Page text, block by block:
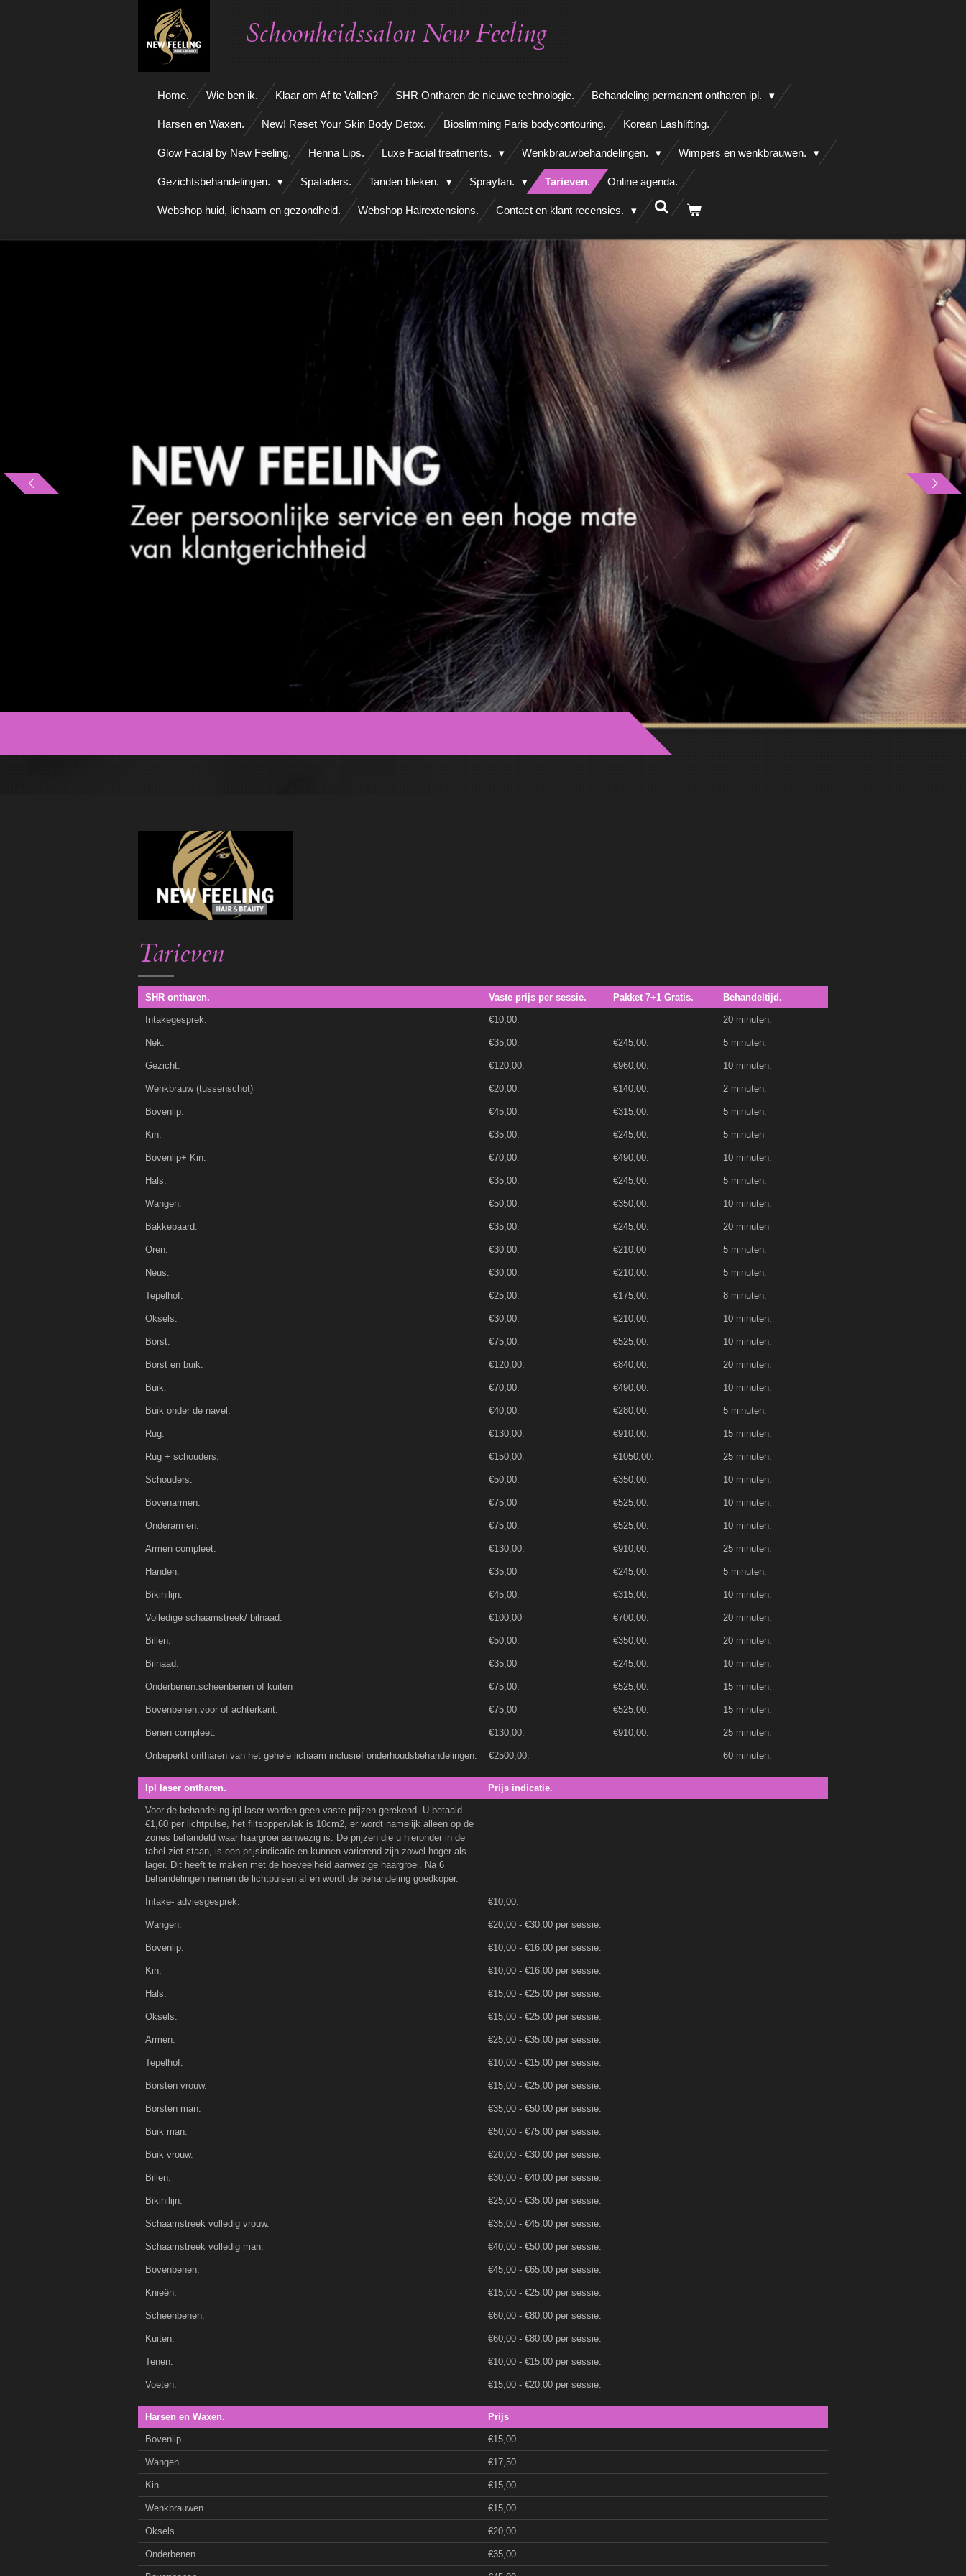
Schoonheidssalon New Feeling
Home. Wie ben ik. Klaar om Af te Vallen? SHR Ontharen de nieuwe technologie. Behandeling permanent ontharen ipl.
Harsen en Waxen. New! Reset Your Skin Body Detox. Bioslimming Paris bodycontouring. Korean Lashlifting.
Glow Facial by New Feeling. Henna Lips. Luxe Facial treatments. Wenkbrauwbehandelingen. Wimpers en wenkbrauwen.
Gezichtsbehandelingen. Spataders. Tanden bleken. Spraytan. Tarieven. Online agenda.
Webshop huid, lichaam en gezondheid. Webshop Hairextensions. Contact en klant recensies.
Tarieven
SHR ontharen. Vaste prijs per sessie. Pakket 7+1 Gratis. Behandeltijd.
Intakegesprek. €10,00. 20 minuten.
Nek. €35,00. €245,00. 5 minuten.
Gezicht. €120,00. €960,00. 10 minuten.
Wenkbrauw (tussenschot) €20,00. €140,00. 2 minuten.
Bovenlip. €45,00. €315,00. 5 minuten.
Kin. €35,00. €245,00. 5 minuten
Bovenlip+ Kin. €70,00. €490,00. 10 minuten.
Hals. €35,00. €245,00. 5 minuten.
Wangen. €50,00. €350,00. 10 minuten.
Bakkebaard. €35,00. €245,00. 20 minuten
Oren. €30.00. €210,00 5 minuten.
Neus. €30,00. €210,00. 5 minuten.
Tepelhof. €25,00. €175,00. 8 minuten.
Oksels. €30,00. €210,00. 10 minuten.
Borst. €75,00. €525,00. 10 minuten.
Borst en buik. €120,00. €840,00. 20 minuten.
Buik. €70,00. €490,00. 10 minuten.
Buik onder de navel. €40,00. €280,00. 5 minuten.
Rug. €130,00. €910,00. 15 minuten.
Rug + schouders. €150,00. €1050,00. 25 minuten.
Schouders. €50,00. €350,00. 10 minuten.
Bovenarmen. €75,00 €525,00. 10 minuten.
Onderarmen. €75,00. €525,00. 10 minuten.
Armen compleet. €130,00. €910,00. 25 minuten.
Handen. €35,00 €245,00. 5 minuten.
Bikinilijn. €45,00. €315,00. 10 minuten.
Volledige schaamstreek/ bilnaad. €100,00 €700,00. 20 minuten.
Billen. €50,00. €350,00. 20 minuten.
Bilnaad. €35,00 €245,00. 10 minuten.
Onderbenen.scheenbenen of kuiten €75,00. €525,00. 15 minuten.
Bovenbenen.voor of achterkant. €75,00 €525,00. 15 minuten.
Benen compleet. €130,00. €910,00. 25 minuten.
Onbeperkt ontharen van het gehele lichaam inclusief onderhoudsbehandelingen. €2500,00. 60 minuten.
Ipl laser ontharen. Prijs indicatie.
Voor de behandeling ipl laser worden geen vaste prijzen gerekend. U betaald
€1,60 per lichtpulse, het flitsoppervlak is 10cm2, er wordt namelijk alleen op de
zones behandeld waar haargroei aanwezig is. De prijzen die u hieronder in de
tabel ziet staan, is een prijsindicatie en kunnen varierend zijn zowel hoger als
lager. Dit heeft te maken met de hoeveelheid aanwezige haargroei. Na 6
behandelingen nemen de lichtpulsen af en wordt de behandeling goedkoper.
Intake- adviesgesprek. €10,00.
Wangen. €20,00 - €30,00 per sessie.
Bovenlip. €10,00 - €16,00 per sessie.
Kin. €10,00 - €16,00 per sessie.
Hals. €15,00 - €25,00 per sessie.
Oksels. €15,00 - €25,00 per sessie.
Armen. €25,00 - €35,00 per sessie.
Tepelhof. €10,00 - €15,00 per sessie.
Borsten vrouw. €15,00 - €25,00 per sessie.
Borsten man. €35,00 - €50,00 per sessie.
Buik man. €50,00 - €75,00 per sessie.
Buik vrouw. €20,00 - €30,00 per sessie.
Billen. €30,00 - €40,00 per sessie.
Bikinilijn. €25,00 - €35,00 per sessie.
Schaamstreek volledig vrouw. €35,00 - €45,00 per sessie.
Schaamstreek volledig man. €40,00 - €50,00 per sessie.
Bovenbenen. €45,00 - €65,00 per sessie.
Knieën. €15,00 - €25,00 per sessie.
Scheenbenen. €60,00 - €80,00 per sessie.
Kuiten. €60,00 - €80,00 per sessie.
Tenen. €10,00 - €15,00 per sessie.
Voeten. €15,00 - €20,00 per sessie.
Harsen en Waxen. Prijs
Bovenlip. €15,00.
Wangen. €17,50.
Kin. €15,00.
Wenkbrauwen. €15,00.
Oksels. €20,00.
Onderbenen. €35,00.